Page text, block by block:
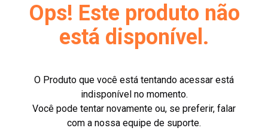
Ops! Este produto não
está disponível.
O Produto que você está tentando acessar está
indisponível no momento.
Você pode tentar novamente ou, se preferir, falar
com a nossa equipe de suporte.